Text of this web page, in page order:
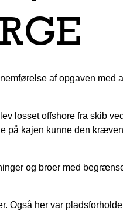
af opgaven med
losset offshore fra skib
på kajen kunne den
og broer med
Også her var